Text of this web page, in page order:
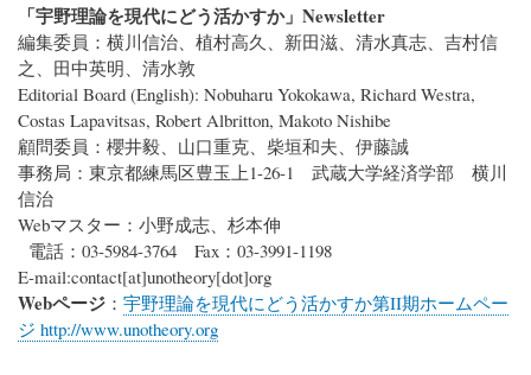
「宇野理論を現代にどう活かすか」Newsletter
編集委員：横川信治、植村高久、新田滋、清水真志、吉村信
之、田中英明、清水敦
Editorial Board (English): Nobuharu Yokokawa, Richard Westra,
Costas Lapavitsas, Robert Albritton, Makoto Nishibe
顧問委員：櫻井毅、山口重克、柴垣和夫、伊藤誠
事務局：東京都練馬区豊玉上1-26-1 武蔵大学経済学部 横川
信治
Webマスター：小野成志、杉本伸
電話：03-5984-3764 Fax：03-3991-1198
E-mail:contact[at]unotheory[dot]org
Webページ ： 宇野理論を現代にどう活かすか第II期ホームペー
ジ http://www.unotheory.org